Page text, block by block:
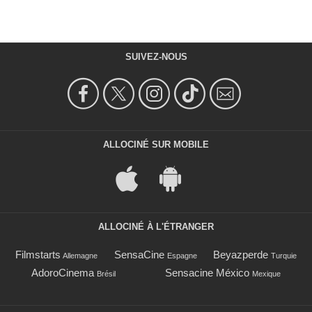
SUIVEZ-NOUS
ALLOCINÉ SUR MOBILE
ALLOCINÉ À L'ÉTRANGER
Filmstarts Allemagne SensaCine Espagne Beyazperde Turquie
AdoroCinema Brésil Sensacine México Mexique